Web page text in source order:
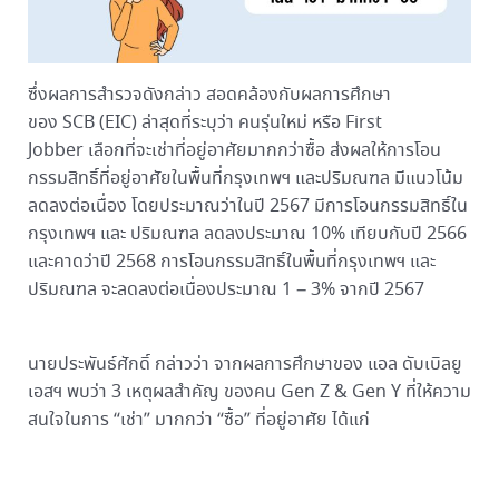
ซึ่งผลการสำรวจดังกล่าว สอดคล้องกับผลการศึกษา
ของ SCB (EIC) ล่าสุดที่ระบุว่า คนรุ่นใหม่ หรือ First
Jobber เลือกที่จะเช่าที่อยู่อาศัยมากกว่าซื้อ ส่งผลให้การโอน
กรรมสิทธิ์ที่อยู่อาศัยในพื้นที่กรุงเทพฯ และปริมณฑล มีแนวโน้ม
ลดลงต่อเนื่อง โดยประมาณว่าในปี 2567 มีการโอนกรรมสิทธิ์ใน
กรุงเทพฯ และ ปริมณฑล ลดลงประมาณ 10% เทียบกับปี 2566
และคาดว่าปี 2568 การโอนกรรมสิทธิ์ในพื้นที่กรุงเทพฯ และ
ปริมณฑล จะลดลงต่อเนื่องประมาณ 1 – 3% จากปี 2567
นายประพันธ์ศักดิ์ กล่าวว่า จากผลการศึกษาของ แอล ดับเบิลยู
เอสฯ พบว่า 3 เหตุผลสำคัญ ของคน Gen Z & Gen Y ที่ให้ความ
สนใจในการ “เช่า” มากกว่า “ซื้อ” ที่อยู่อาศัย ได้แก่